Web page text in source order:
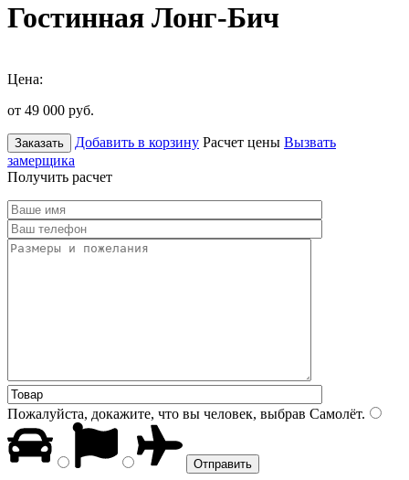
Гостинная Лонг-Бич
Цена:
от 49 000 руб.
Заказать Добавить в корзину Расчет цены Вызвать
замерщика
Получить расчет
Пожалуйста, докажите, что вы человек, выбрав Самолёт.